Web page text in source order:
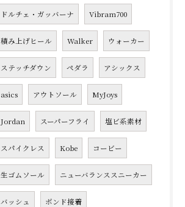
ドルチェ・ガッバーナ Vibram700
積み上げヒール Walker ウォーカー
ステッチダウン ペダラ アシックス
asics アウトソール MyJoys
Jordan スーパーフライ 塩ビ系素材
スパイクレス Kobe コービー
生ゴムソール ニューバランススニーカー
バッシュ ボンド接着